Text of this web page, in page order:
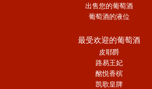
出售您的葡萄酒
葡萄酒的液位
最受欢迎的葡萄酒
皮耶爵
路易王妃
酩悦香槟
凯歌皇牌